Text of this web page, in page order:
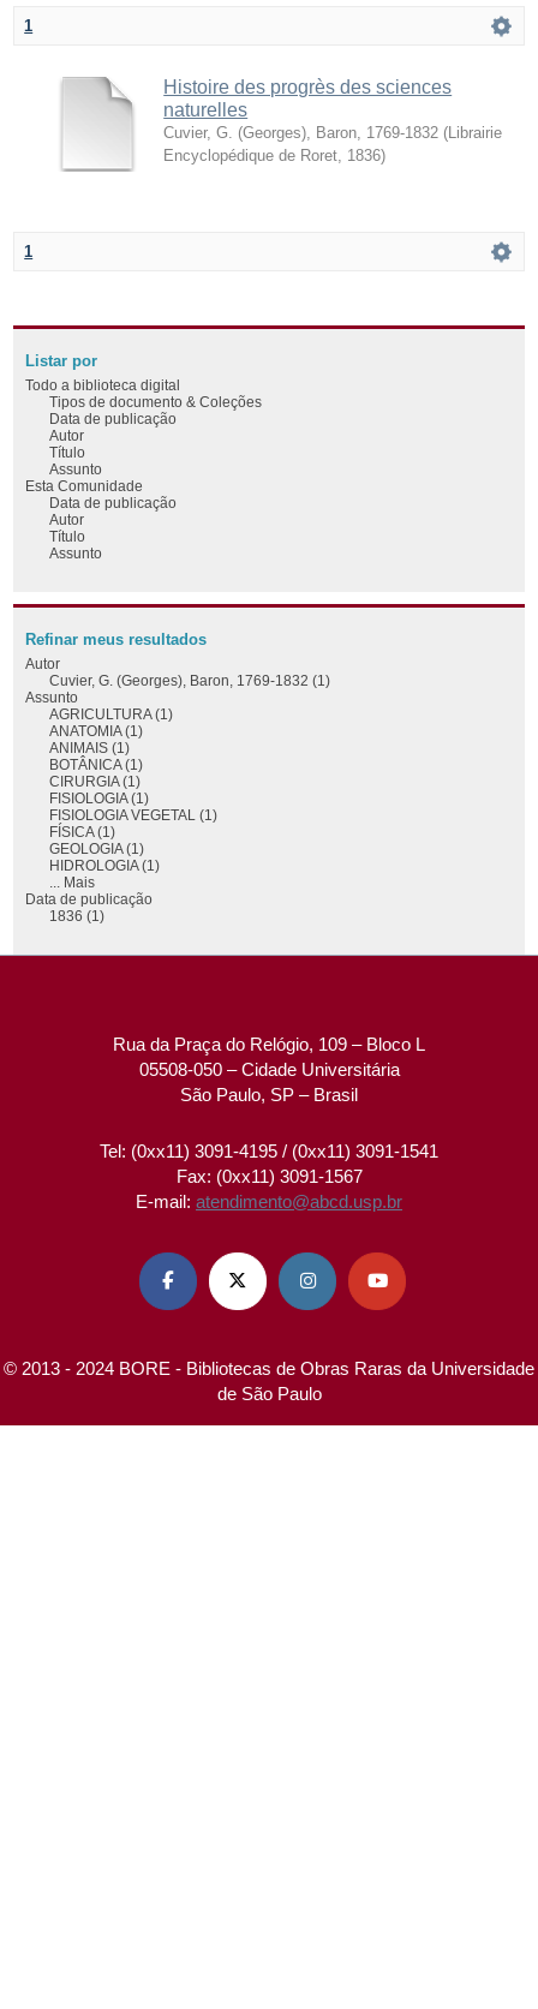
1
Histoire des progrès des sciences
naturelles
Cuvier, G. (Georges), Baron, 1769-1832 ( Librairie
Encyclopédique de Roret 1836)
1
Listar por
Todo a biblioteca digital
Tipos de documento & Coleções
Data de publicação
Autor
Título
Assunto
Esta Comunidade
Data de publicação
Autor
Título
Assunto
Refinar meus resultados
Autor
Cuvier, G. (Georges), Baron, 1769-1832 (1)
Assunto
AGRICULTURA (1)
ANATOMIA (1)
ANIMAIS (1)
BOTÂNICA (1)
CIRURGIA (1)
FISIOLOGIA (1)
FISIOLOGIA VEGETAL (1)
FÍSICA (1)
GEOLOGIA (1)
HIDROLOGIA (1)
... Mais
Data de publicação
1836 (1)
Rua da Praça do Relógio, 109 – Bloco L
05508-050 – Cidade Universitária
São Paulo, SP – Brasil
Tel: (0xx11) 3091-4195 / (0xx11) 3091-1541
Fax: (0xx11) 3091-1567
E-mail: atendimento@abcd.usp.br
   
© 2013 - 2024 BORE - Bibliotecas de Obras Raras da Universidade
de São Paulo